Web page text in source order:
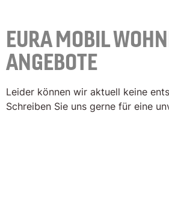
EURA MOBIL
ANGEBOTE
Leider können wir aktuell keine
Schreiben Sie uns gerne für eine